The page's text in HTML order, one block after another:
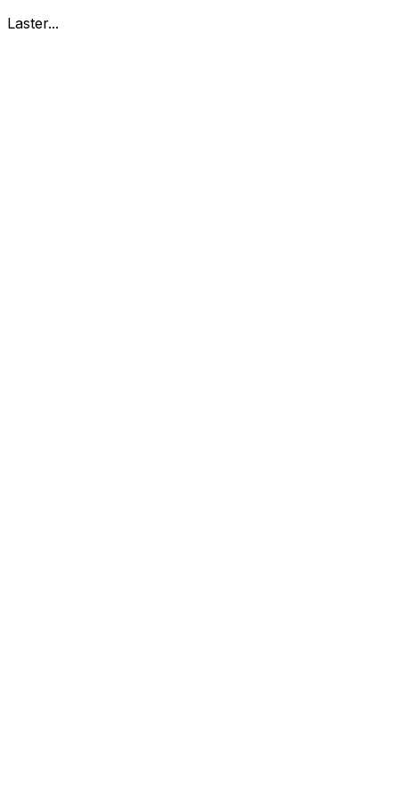
Laster...